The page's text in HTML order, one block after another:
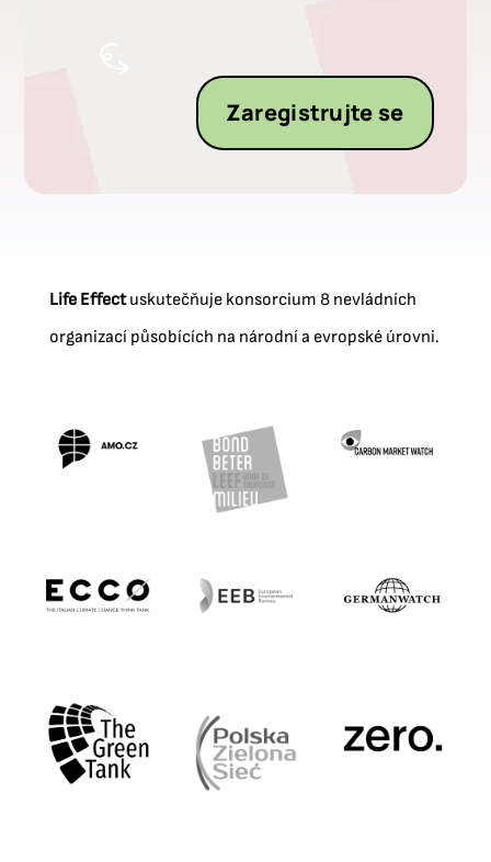
Zaregistrujte se
Life Effectuskutečňuje konsorcium 8 nevládních
organizací působících na národní a evropské úrovni.